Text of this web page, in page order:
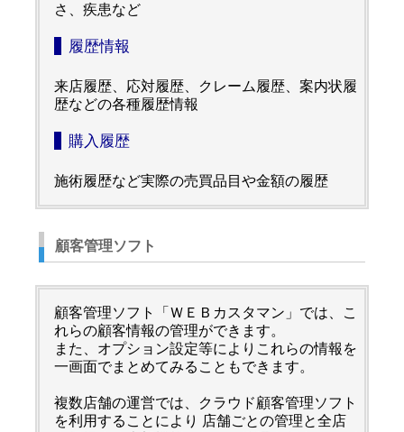
さ、疾患など
履歴情報
来店履歴、応対履歴、クレーム履歴、案内状履
歴などの各種履歴情報
購入履歴
施術履歴など実際の売買品目や金額の履歴
顧客管理ソフト
顧客管理ソフト「ＷＥＢカスタマン」では、こ
れらの顧客情報の管理ができます。
また、オプション設定等によりこれらの情報を
一画面でまとめてみることもできます。
複数店舗の運営では、クラウド顧客管理ソフト
を利用することにより 店舗ごとの管理と全店